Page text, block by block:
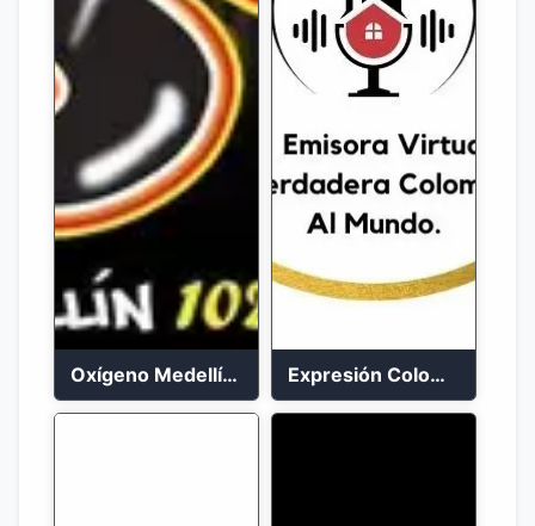
Oxígeno Medellín 90.9 FM en vivo Expresión Colombia Radio en vivo 24/7